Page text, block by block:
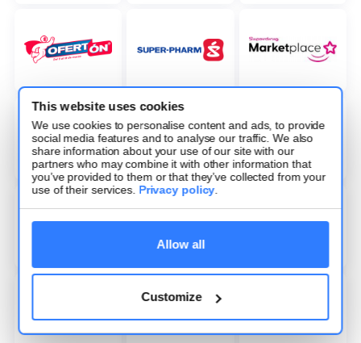
This website uses cookies
We use cookies to personalise content and ads, to provide
social media features and to analyse our traffic. We also
share information about your use of our site with our
partners who may combine it with other information that
you’ve provided to them or that they’ve collected from your
use of their services. Privacy policy.
Allow all
Customize